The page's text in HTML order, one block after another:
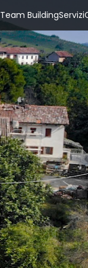
Team BuildingServizi